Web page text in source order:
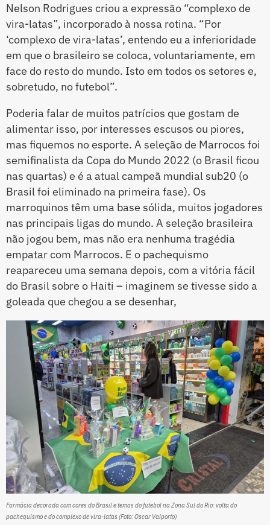
Nelson Rodrigues criou a expressão “complexo de
vira-latas”, incorporado à nossa rotina. “Por
‘complexo de vira-latas’, entendo eu a inferioridade
em que o brasileiro se coloca, voluntariamente, em
face do resto do mundo. Isto em todos os setores e,
sobretudo, no futebol”.
Poderia falar de muitos patrícios que gostam de
alimentar isso, por interesses escusos ou piores,
mas fiquemos no esporte. A seleção de Marrocos foi
semifinalista da Copa do Mundo 2022 (o Brasil ficou
nas quartas) e é a atual campeã mundial sub20 (o
Brasil foi eliminado na primeira fase). Os
marroquinos têm uma base sólida, muitos jogadores
nas principais ligas do mundo. A seleção brasileira
não jogou bem, mas não era nenhuma tragédia
empatar com Marrocos. E o pachequismo
reapareceu uma semana depois, com a vitória fácil
do Brasil sobre o Haiti – imaginem se tivesse sido a
goleada que chegou a se desenhar,
Farmácia decorada com cores do Brasil e temas do futebol na Zona Sul do Rio: volta do
pachequismo e do complexo de vira-latas (Foto: Oscar Valporto)